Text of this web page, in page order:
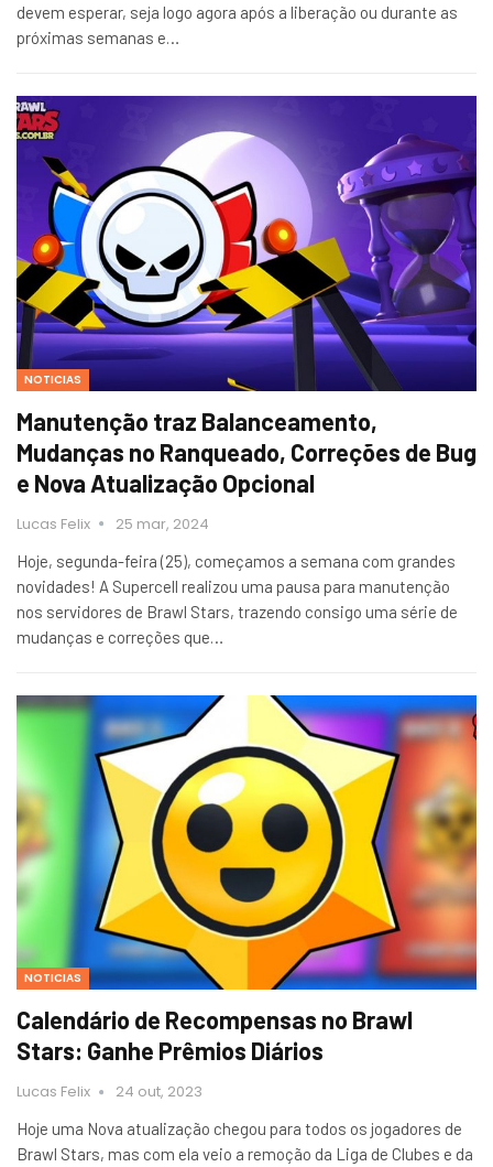
devem esperar, seja logo agora após a liberação ou durante as
próximas semanas e…
NOTICIAS
Manutenção traz Balanceamento,
Mudanças no Ranqueado, Correções de Bug
e Nova Atualização Opcional
Lucas Felix 25 mar, 2024
Hoje, segunda-feira (25), começamos a semana com grandes
novidades! A Supercell realizou uma pausa para manutenção
nos servidores de Brawl Stars, trazendo consigo uma série de
mudanças e correções que…
NOTICIAS
Calendário de Recompensas no Brawl
Stars: Ganhe Prêmios Diários
Lucas Felix 24 out, 2023
Hoje uma Nova atualização chegou para todos os jogadores de
Brawl Stars, mas com ela veio a remoção da Liga de Clubes e da